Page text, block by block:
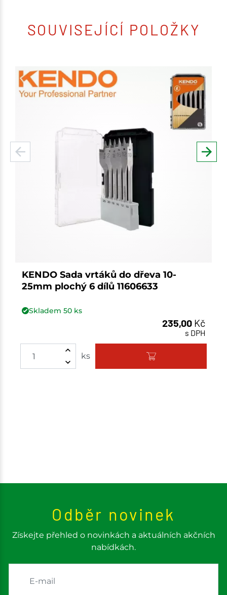
SOUVISEJÍCÍ POLOŽKY
KENDO Sada vrtáků do dřeva 10-
25mm plochý 6 dílů 11606633
Skladem 50ks
235,00 Kč
s DPH
ks Množství
Odběr novinek
Získejte přehled o novinkách a aktuálních akčních
nabídkách.